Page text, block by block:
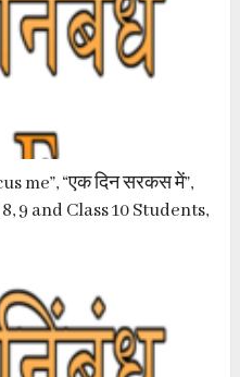
me”, “एक दिन सरकस में”,
9 and Class 10 Students,